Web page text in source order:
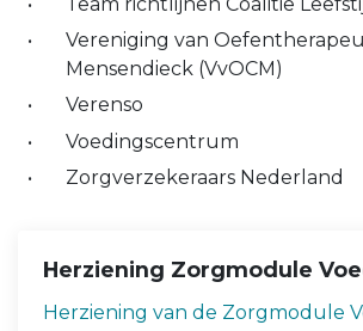
Vereniging van
Mensendieck (VvOCM)
Verenso
Voedingscentrum
Zorgverzekeraars Nederland
Herziening Zorgmodule
Herziening van de Zorgmodule